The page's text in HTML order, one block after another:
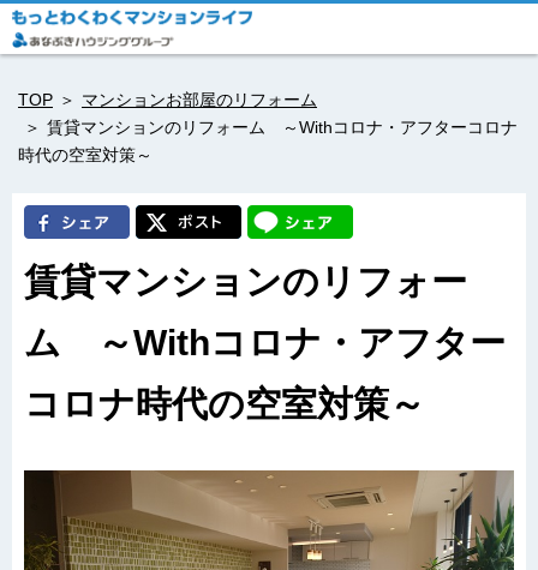
TOP
マンションお部屋のリフォーム
賃貸マンションのリフォーム ～Withコロナ・アフターコロナ
時代の空室対策～
賃貸マンションのリフォー
ム ～Withコロナ・アフター
コロナ時代の空室対策～